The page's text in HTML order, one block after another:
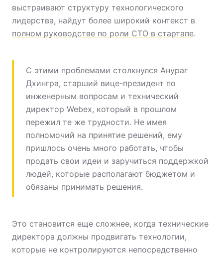
выстраивают структуру технологического
лидерства, найдут более широкий контекст в
полном руководстве по роли CTO в стартапе.
С этими проблемами столкнулся Анураг
Дхингра, старший вице-президент по
инженерным вопросам и технический
директор Webex, который в прошлом
пережил те же трудности. Не имея
полномочий на принятие решений, ему
пришлось очень много работать, чтобы
продать свои идеи и заручиться поддержкой
людей, которые располагают бюджетом и
обязаны принимать решения.
Это становится еще сложнее, когда технические
директора должны продвигать технологии,
которые не контролируются непосредственно